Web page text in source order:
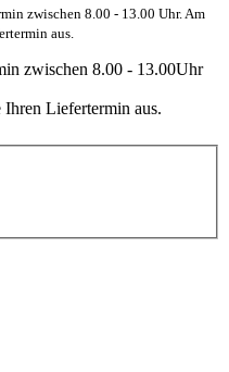
zwischen 8.00 - 13.00 Uhr. Am
aus.
zwischen 8.00 - 13.00Uhr
Liefertermin aus.